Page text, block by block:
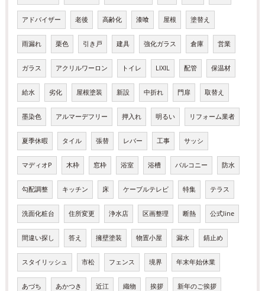
アドバイザー 老後 高齢化 漆喰 屋根 塗替え
雨漏れ 栗色 引き戸 建具 強化ガラス 倉庫 営業
ガラス アクリルワーロン トイレ LIXIL 配管 保温材
給水 劣化 屋根塗装 新設 中折れ 門扉 取替え
墨染色 アルマーデフリー 押入れ 明るい リフォーム業者
夏季休暇 タイル 張替 レバー 工事 サッシ
マディオP 木枠 窓枠 浴室 浴槽 バルコニー 防水
勾配調整 キッチン 床 ケーブルテレビ 特集 テラス
洗面化粧台 住所変更 浄水店 区画整理 断熱 公式line
間違い探し 答え 擁壁塗装 物置小屋 漏水 錆止め
スタイリッシュ 市松 フェンス 境界 年末年始休業
あづち あかつき 近江 織物 挨拶 新年のご挨拶